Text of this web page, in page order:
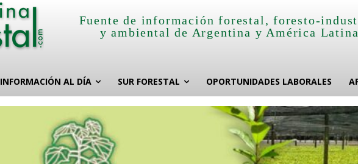
Fuente de información forestal, foresto-
y ambiental de Argentina y América
INFORMACIÓN AL DÍA SUR FORESTAL OPORTUNIDADES LABORALES